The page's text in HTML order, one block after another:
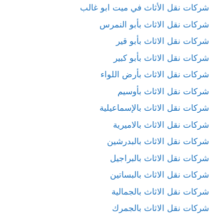
شركات نقل الأثاث في ميت ابو غالب
شركات نقل الاثاث بأبو النمرس
شركات نقل الاثاث بأبو قير
شركات نقل الاثاث بأبو كبير
شركات نقل الاثاث بأرض اللواء
شركات نقل الاثاث بأوسيم
شركات نقل الاثاث بالإسماعيلية
شركات نقل الاثاث بالاميرية
شركات نقل الاثاث بالبدرشين
شركات نقل الاثاث بالبراجيل
شركات نقل الاثاث بالبساتين
شركات نقل الاثاث بالجمالية
شركات نقل الاثاث بالجمرك